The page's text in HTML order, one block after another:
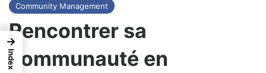
Community Management
Rencontrer sa
communauté en
→
Index